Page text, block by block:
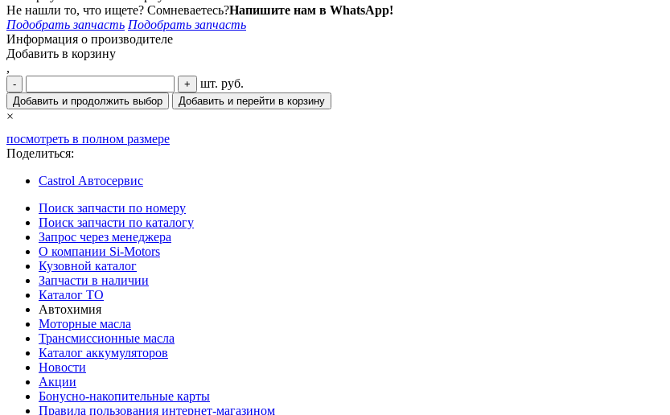
Не нашли то, что ищете? Сомневаетесь?Напишите нам в WhatsApp!
Подобрать запчасть Подобрать запчасть
Информация о производителе
Добавить в корзину
,
- + шт. руб.
Добавить и продолжить выбор Добавить и перейти в корзину
×
посмотреть в полном размере
Поделиться:
Castrol Автосервис
Поиск запчасти по номеру
Поиск запчасти по каталогу
Запрос через менеджера
О компании Si-Motors
Кузовной каталог
Запчасти в наличии
Каталог ТО
Автохимия
Моторные масла
Трансмиссионные масла
Каталог аккумуляторов
Новости
Акции
Бонусно-накопительные карты
Правила пользования интернет-магазином